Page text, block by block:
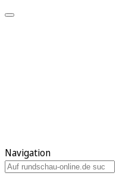
Navigation